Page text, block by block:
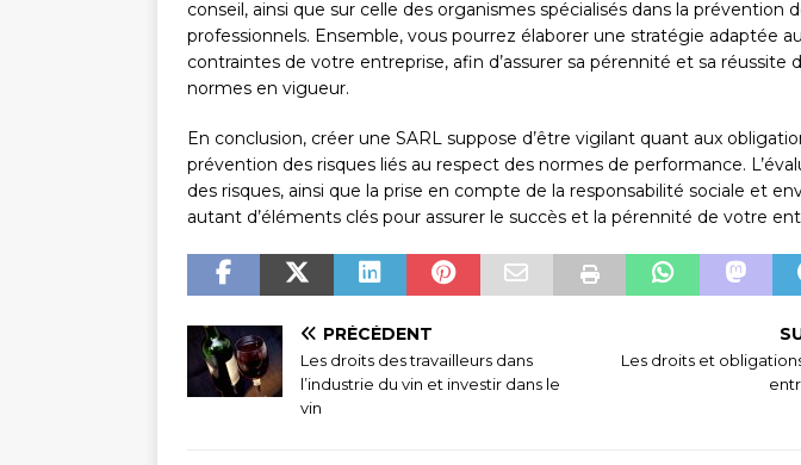
conseil, ainsi que sur celle des organismes spécialisés dans la prévention
professionnels. Ensemble, vous pourrez élaborer une stratégie adaptée
contraintes de votre entreprise, afin d’assurer sa pérennité et sa réussite
normes en vigueur.
En conclusion, créer une SARL suppose d’être vigilant quant aux
prévention des risques liés au respect des normes de performance.
des risques, ainsi que la prise en compte de la responsabilité sociale et
autant d’éléments clés pour assurer le succès et la pérennité de votre
PRÉCÉDENT
Les droits des travailleurs dans
l’industrie du vin et investir dans le
vin
Les droits et